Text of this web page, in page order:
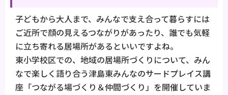
子どもから大人まで、みんなで支え合って暮らすには
ご近所で顔の見えるつながりがあったり、誰でも気軽
に立ち寄れる居場所があるといいですよね。
東小学校区での、地域の居場所づくりについて、みん
なで楽しく語り合う津島東みんなのサードプレイス講
座「つながる場づくり＆仲間づくり」を開催していま